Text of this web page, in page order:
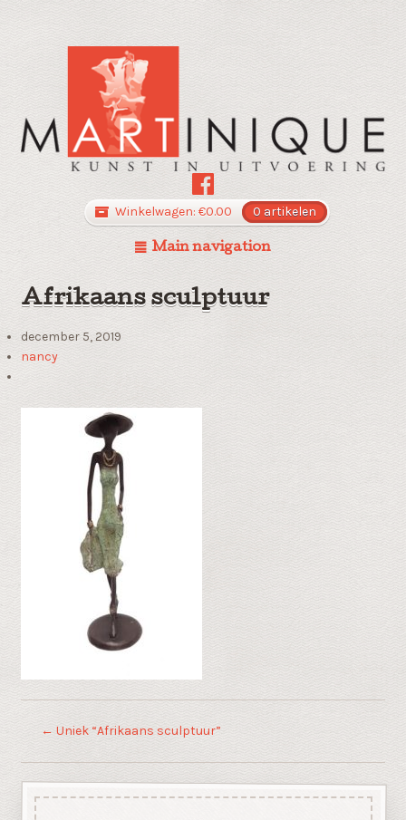
Winkelwagen: €0.00 0 artikelen
Main navigation
Afrikaans sculptuur
december 5, 2019
nancy
← Uniek “Afrikaans sculptuur”